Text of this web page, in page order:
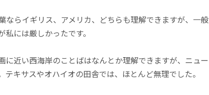
ならイギリス、アメリカ、どちらも理解できますが、一般
には厳しかったです。
に近い西海岸のことばはなんとか理解できますが、ニュー
テキサスやオハイオの田舎では、ほとんど無理でした。